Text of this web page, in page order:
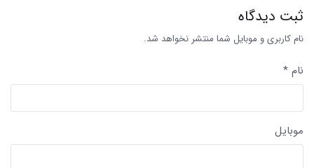
ثبت دیدگاه
نام کاربری و موبایل شما منتشر نخواهد شد.
نام *
موبایل